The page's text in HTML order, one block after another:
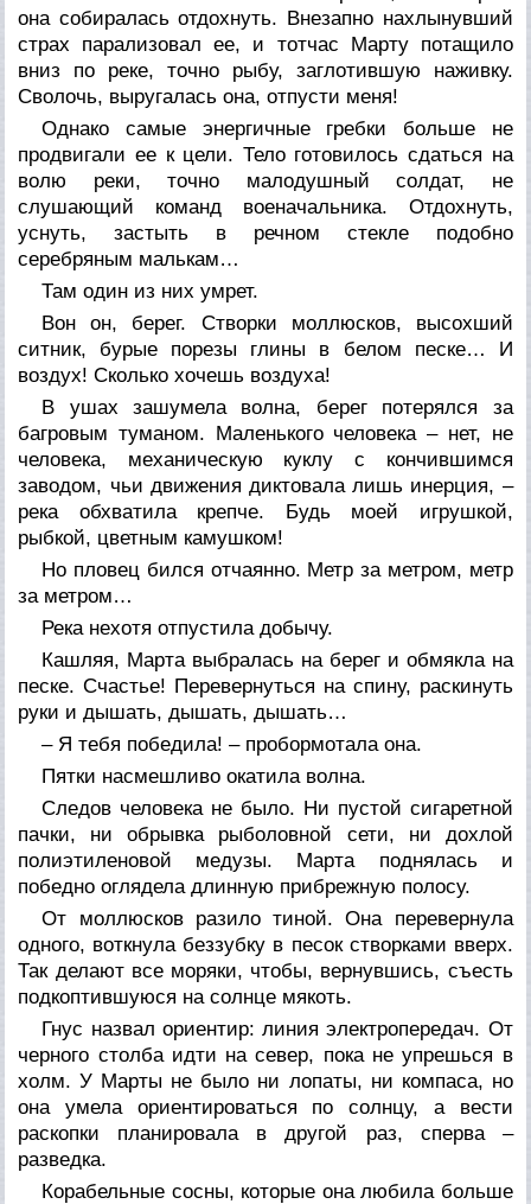
она собиралась отдохнуть. Внезапно нахлынувший
страх парализовал ее, и тотчас Марту потащило
вниз по реке, точно рыбу, заглотившую наживку.
Сволочь, выругалась она, отпусти меня!
Однако самые энергичные гребки больше не
продвигали ее к цели. Тело готовилось сдаться на
волю реки, точно малодушный солдат, не
слушающий команд военачальника. Отдохнуть,
уснуть, застыть в речном стекле подобно
серебряным малькам…
Там один из них умрет.
Вон он, берег. Створки моллюсков, высохший
ситник, бурые порезы глины в белом песке… И
воздух! Сколько хочешь воздуха!
В ушах зашумела волна, берег потерялся за
багровым туманом. Маленького человека – нет, не
человека, механическую куклу с кончившимся
заводом, чьи движения диктовала лишь инерция, –
река обхватила крепче. Будь моей игрушкой,
рыбкой, цветным камушком!
Но пловец бился отчаянно. Метр за метром, метр
за метром…
Река нехотя отпустила добычу.
Кашляя, Марта выбралась на берег и обмякла на
песке. Счастье! Перевернуться на спину, раскинуть
руки и дышать, дышать, дышать…
– Я тебя победила! – пробормотала она.
Пятки насмешливо окатила волна.
Следов человека не было. Ни пустой сигаретной
пачки, ни обрывка рыболовной сети, ни дохлой
полиэтиленовой медузы. Марта поднялась и
победно оглядела длинную прибрежную полосу.
От моллюсков разило тиной. Она перевернула
одного, воткнула беззубку в песок створками вверх.
Так делают все моряки, чтобы, вернувшись, съесть
подкоптившуюся на солнце мякоть.
Гнус назвал ориентир: линия электропередач. От
черного столба идти на север, пока не упрешься в
холм. У Марты не было ни лопаты, ни компаса, но
она умела ориентироваться по солнцу, а вести
раскопки планировала в другой раз, сперва –
разведка.
Корабельные сосны, которые она любила больше